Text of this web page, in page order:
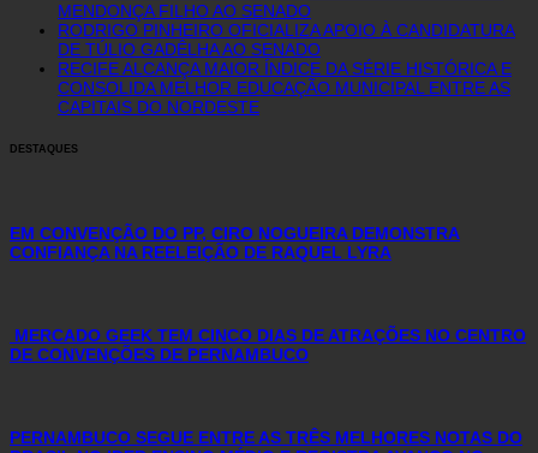
MENDONÇA FILHO AO SENADO
RODRIGO PINHEIRO OFICIALIZA APOIO À CANDIDATURA
DE TÚLIO GADÊLHA AO SENADO
RECIFE ALCANÇA MAIOR ÍNDICE DA SÉRIE HISTÓRICA E
CONSOLIDA MELHOR EDUCAÇÃO MUNICIPAL ENTRE AS
CAPITAIS DO NORDESTE
DESTAQUES
EM CONVENÇÃO DO PP, CIRO NOGUEIRA DEMONSTRA
CONFIANÇA NA REELEIÇÃO DE RAQUEL LYRA
MERCADO GEEK TEM CINCO DIAS DE ATRAÇÕES NO CENTRO
DE CONVENÇÕES DE PERNAMBUCO
PERNAMBUCO SEGUE ENTRE AS TRÊS MELHORES NOTAS DO